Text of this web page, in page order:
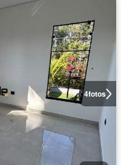
4fotos